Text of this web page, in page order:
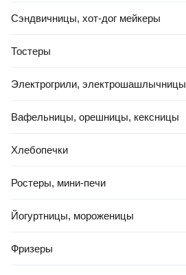
Сэндвичницы, хот-дог мейкеры
Тостеры
Электрогрили, электрошашлычницы
Вафельницы, орешницы, кексницы
Хлебопечки
Ростеры, мини-печи
Йогуртницы, мороженицы
Фризеры